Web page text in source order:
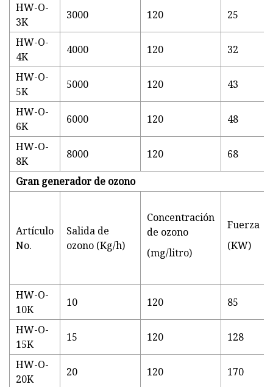
HW-O-
3K
3000 120 25
HW-O-
4K
4000 120 32
HW-O-
5K
5000 120 43
HW-O-
6K
6000 120 48
HW-O-
8K
8000 120 68
Gran generador de ozono
Artículo
No.
Salida de
ozono (Kg/h)
Concentración
de ozono
(mg/litro)
Fuerza
(KW)
HW-O-
10K
10 120 85
HW-O-
15K
15 120 128
HW-O-
20K
20 120 170